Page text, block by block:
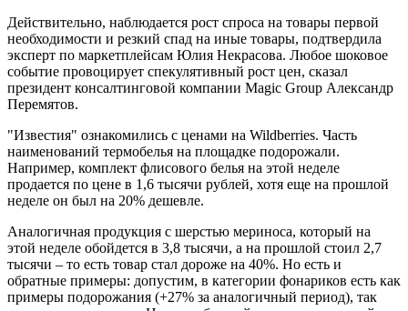
Действительно, наблюдается рост спроса на товары первой
необходимости и резкий спад на иные товары, подтвердила
эксперт по маркетплейсам Юлия Некрасова. Любое шоковое
событие провоцирует спекулятивный рост цен, сказал
президент консалтинговой компании Magic Group Александр
Перемятов.
"Известия" ознакомились с ценами на Wildberries. Часть
наименований термобелья на площадке подорожали.
Например, комплект флисового белья на этой неделе
продается по цене в 1,6 тысячи рублей, хотя еще на прошлой
неделе он был на 20% дешевле.
Аналогичная продукция с шерстью мериноса, который на
этой неделе обойдется в 3,8 тысячи, а на прошлой стоил 2,7
тысячи – то есть товар стал дороже на 40%. Но есть и
обратные примеры: допустим, в категории фонариков есть как
примеры подорожания (+27% за аналогичный период), так